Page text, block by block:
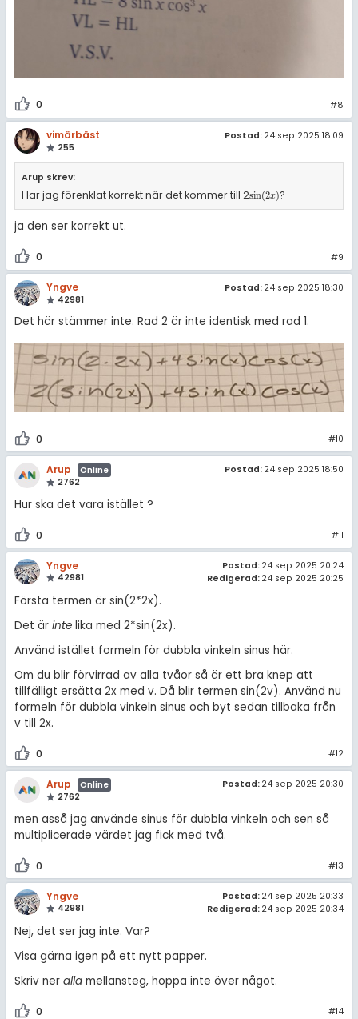
0 #8
vimärbäst
255
Postad: 24 sep 2025 18:09
Arup skrev:
Har jag förenklat korrekt när det kommer till 2sin(2x)
sin(2x)?
ja den ser korrekt ut.
0 #9
Yngve
42981
Postad: 24 sep 2025 18:30
Det här stämmer inte. Rad 2 är inte identisk med rad 1.
0 #10
Arup
Online
2762
Postad: 24 sep 2025 18:50
Hur ska det vara istället ?
0 #11
Yngve
42981
Postad: 24 sep 2025 20:24
Redigerad: 24 sep 2025 20:25
Första termen är sin(2*2x).
Det är intelika med 2*sin(2x).
Använd istället formeln för dubbla vinkeln sinus här.
Om du blir förvirrad av alla tvåor så är ett bra knep att
tillfälligt ersätta 2x med v. Då blir termen sin(2v). Använd nu
formeln för dubbla vinkeln sinus och byt sedan tillbaka från
v till 2x.
0 #12
Arup
Online
2762
Postad: 24 sep 2025 20:30
men asså jag använde sinus för dubbla vinkeln och sen så
multiplicerade värdet jag fick med två.
0 #13
Yngve
42981
Postad: 24 sep 2025 20:33
Redigerad: 24 sep 2025 20:34
Nej, det ser jag inte. Var?
Visa gärna igen på ett nytt papper.
Skriv ner allamellansteg, hoppa inte över något.
0 #14